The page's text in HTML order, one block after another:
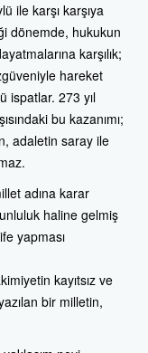
ile karşı karşıya
dönemde, hukukun
karşılık;
hareket
ispatlar. 273 yıl
bu kazanımı;
adaletin saray ile
adına karar
haline gelmiş
yapması
kayıtsız ve
bir milletin,